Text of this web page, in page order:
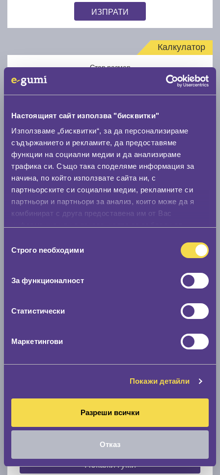
Настоящият сайт използва "бисквитки"
Използваме „бисквитки“, за да персонализираме
съдържанието и рекламите, да предоставяме
функции на социални медии и да анализираме
трафика си. Също така споделяме информация за
начина, по който използвате сайта ни, с
партньорските си социални медии, рекламните си
партньори и партньори за анализ, които може да я
комбинират с друга предоставена им от Вас
наСтрого nеобходими
За функционалност
Статистически
Маркетингови
Покажи детайли
Разреши всички
Отказ
ИЗПРАТИ
Калкулатор
Стар размер
Нов размер
Стар размер
Скоростомер при 100
По марка автомобил
Покажи гуми